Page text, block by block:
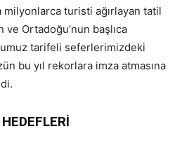
turisti ağırlayan tatil
ve Ortadoğu’nun başlıca
tarifeli seferlerimizdeki
bu yıl rekorlara imza atmasına